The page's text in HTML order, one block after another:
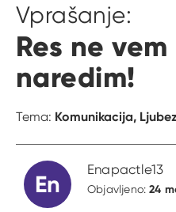
Vprašanje:
Res ne
naredim!
Tema: Komunikacija,
En
Enapactle13
Objavljeno:24